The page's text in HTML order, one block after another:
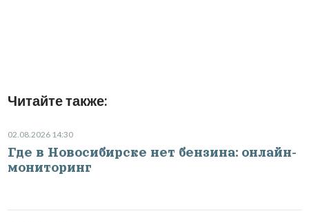
Читайте также:
02.08.2026 14:30
Где в Новосибирске нет бензина: онлайн-
мониторинг